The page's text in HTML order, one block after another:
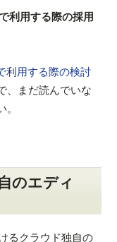
利用する際の採用
利用する際の検討
、まだ読んでいな
。
のエディ
るクラウド独自の